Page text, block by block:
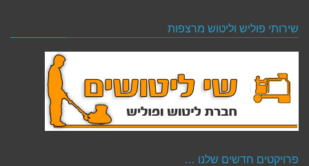
שירותי פוליש וליטוש מרצפות
פרויקטים חדשים שלנו …